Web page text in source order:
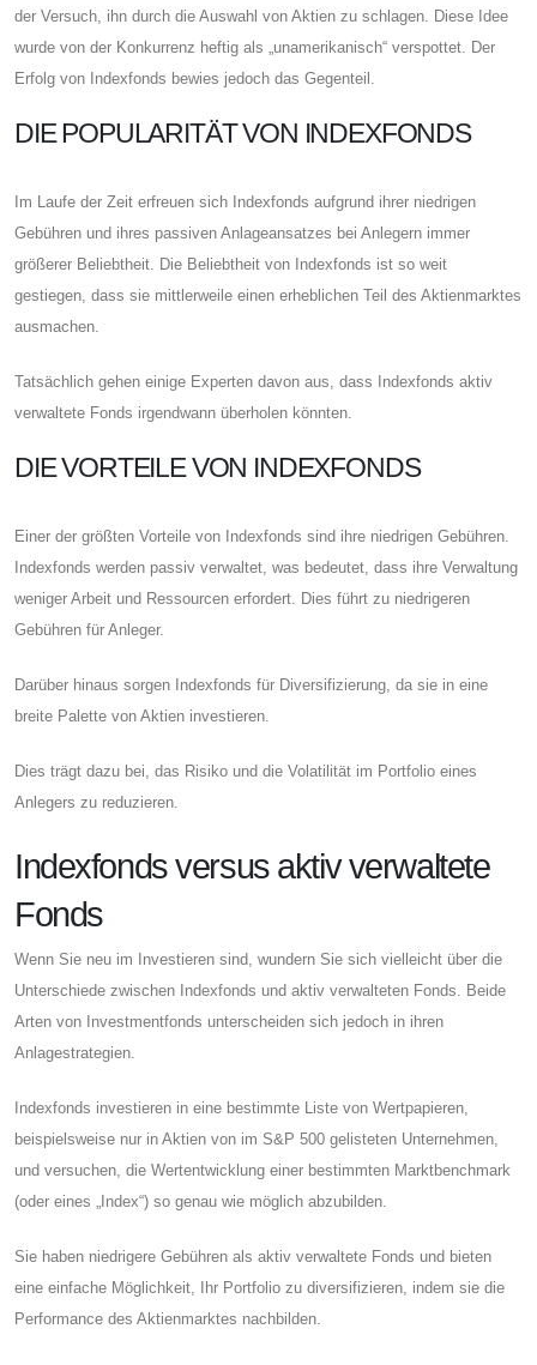
der Versuch, ihn durch die Auswahl von Aktien zu schlagen. Diese Idee
wurde von der Konkurrenz heftig als „unamerikanisch“ verspottet. Der
Erfolg von Indexfonds bewies jedoch das Gegenteil.
DIE POPULARITÄT VON INDEXFONDS
Im Laufe der Zeit erfreuen sich Indexfonds aufgrund ihrer niedrigen
Gebühren und ihres passiven Anlageansatzes bei Anlegern immer
größerer Beliebtheit. Die Beliebtheit von Indexfonds ist so weit
gestiegen, dass sie mittlerweile einen erheblichen Teil des Aktienmarktes
ausmachen.
Tatsächlich gehen einige Experten davon aus, dass Indexfonds aktiv
verwaltete Fonds irgendwann überholen könnten.
DIE VORTEILE VON INDEXFONDS
Einer der größten Vorteile von Indexfonds sind ihre niedrigen Gebühren.
Indexfonds werden passiv verwaltet, was bedeutet, dass ihre Verwaltung
weniger Arbeit und Ressourcen erfordert. Dies führt zu niedrigeren
Gebühren für Anleger.
Darüber hinaus sorgen Indexfonds für Diversifizierung, da sie in eine
breite Palette von Aktien investieren.
Dies trägt dazu bei, das Risiko und die Volatilität im Portfolio eines
Anlegers zu reduzieren.
Indexfonds versus aktiv verwaltete
Fonds
Wenn Sie neu im Investieren sind, wundern Sie sich vielleicht über die
Unterschiede zwischen Indexfonds und aktiv verwalteten Fonds. Beide
Arten von Investmentfonds unterscheiden sich jedoch in ihren
Anlagestrategien.
Indexfonds investieren in eine bestimmte Liste von Wertpapieren,
beispielsweise nur in Aktien von im S&P 500 gelisteten Unternehmen,
und versuchen, die Wertentwicklung einer bestimmten Marktbenchmark
(oder eines „Index“) so genau wie möglich abzubilden.
Sie haben niedrigere Gebühren als aktiv verwaltete Fonds und bieten
eine einfache Möglichkeit, Ihr Portfolio zu diversifizieren, indem sie die
Performance des Aktienmarktes nachbilden.